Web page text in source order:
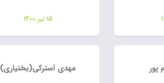
15 تیر 1400
پور مهدی آسترکی(بختیاری)